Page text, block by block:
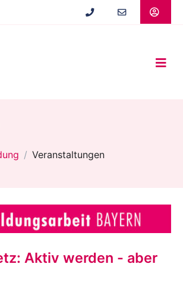
Veranstaltungen
Aktiv werden - aber